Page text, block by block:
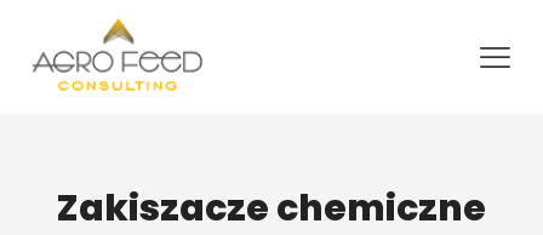
Zakiszacze chemiczne